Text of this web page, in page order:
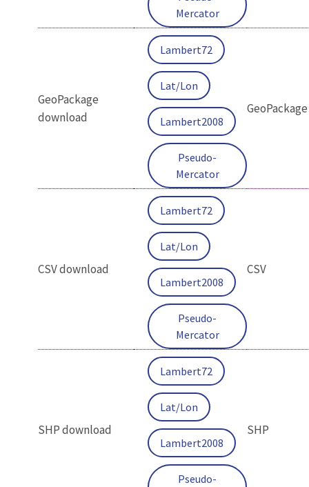
Mercator
GeoPackage
download
Lambert72
Lat/Lon
Lambert2008
Pseudo-
Mercator
GeoPackage
CSV download
Lambert72
Lat/Lon
Lambert2008
Pseudo-
Mercator
CSV
SHP download
Lambert72
Lat/Lon
Lambert2008
Pseudo-
SHP